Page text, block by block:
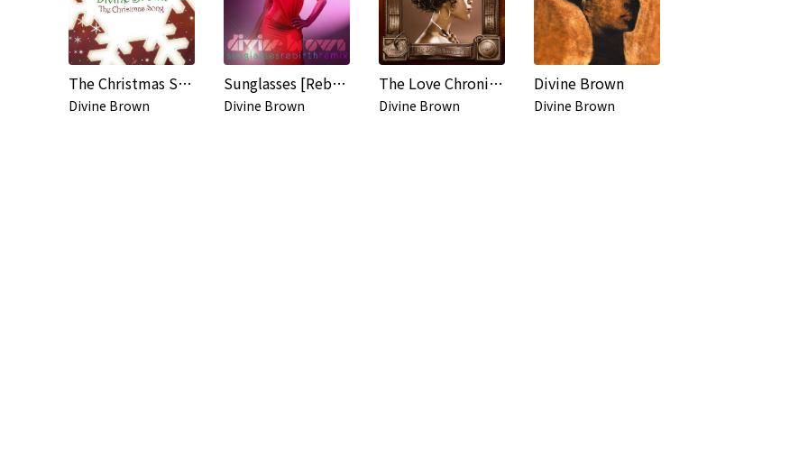
The Christmas Song
Divine Brown
Sunglasses [Rebirth Remix] [Produced by Demacio "Demo" Castellon and Vincent D Pasquale for The Demolition Crew]
Divine Brown
The Love Chronicles
Divine Brown
Divine Brown
Divine Brown